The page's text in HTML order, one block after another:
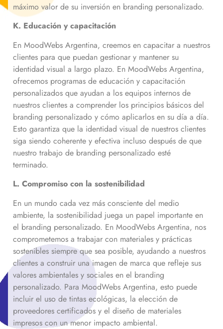
máximo valor de su inversión en branding personalizado.
K. Educación y capacitación
En MoodWebs Argentina, creemos en capacitar a nuestros
clientes para que puedan gestionar y mantener su
identidad visual a largo plazo. En MoodWebs Argentina,
ofrecemos programas de educación y capacitación
personalizados que ayudan a los equipos internos de
nuestros clientes a comprender los principios básicos del
branding personalizado y cómo aplicarlos en su día a día.
Esto garantiza que la identidad visual de nuestros clientes
siga siendo coherente y efectiva incluso después de que
nuestro trabajo de branding personalizado esté
terminado.
L. Compromiso con la sostenibilidad
En un mundo cada vez más consciente del medio
ambiente, la sostenibilidad juega un papel importante en
el branding personalizado. En MoodWebs Argentina, nos
comprometemos a trabajar con materiales y prácticas
sostenibles siempre que sea posible, ayudando a nuestros
clientes a construir una imagen de marca que refleje sus
valores ambientales y sociales en el branding
personalizado. Para MoodWebs Argentina, esto puede
incluir el uso de tintas ecológicas, la elección de
proveedores certificados y el diseño de materiales
impresos con un menor impacto ambiental.